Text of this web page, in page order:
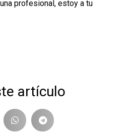
profesional, estoy a tu
artículo